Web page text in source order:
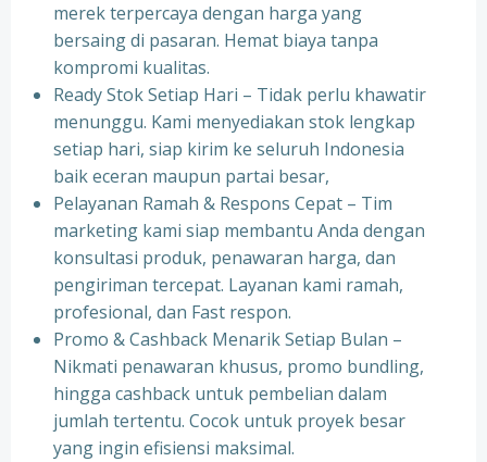
merek terpercaya dengan harga yang
bersaing di pasaran. Hemat biaya tanpa
kompromi kualitas.
Ready Stok Setiap Hari – Tidak perlu khawatir
menunggu. Kami menyediakan stok lengkap
setiap hari, siap kirim ke seluruh Indonesia
baik eceran maupun partai besar,
Pelayanan Ramah & Respons Cepat – Tim
marketing kami siap membantu Anda dengan
konsultasi produk, penawaran harga, dan
pengiriman tercepat. Layanan kami ramah,
profesional, dan Fast respon.
Promo & Cashback Menarik Setiap Bulan –
Nikmati penawaran khusus, promo bundling,
hingga cashback untuk pembelian dalam
jumlah tertentu. Cocok untuk proyek besar
yang ingin efisiensi maksimal.